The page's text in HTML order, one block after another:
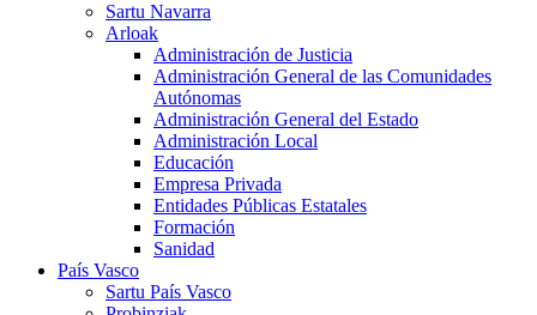
Sartu Navarra
Arloak
Administración de Justicia
Administración General de las Comunidades
Autónomas
Administración General del Estado
Administración Local
Educación
Empresa Privada
Entidades Públicas Estatales
Formación
Sanidad
País Vasco
Sartu País Vasco